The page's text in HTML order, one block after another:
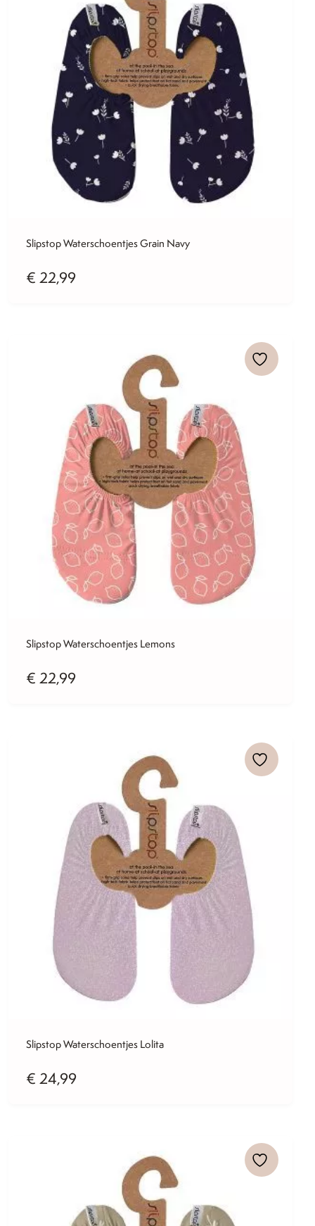
Slipstop Waterschoentjes Grain Navy
€ 22,99
Slipstop Waterschoentjes Lemons
€ 22,99
Slipstop Waterschoentjes Lolita
€ 24,99